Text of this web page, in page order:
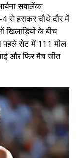
सबालेंका
से हराकर चौथे दौर में
खिलाड़ियों के बीच
सेट में 111 मील
और फिर मैच जीत